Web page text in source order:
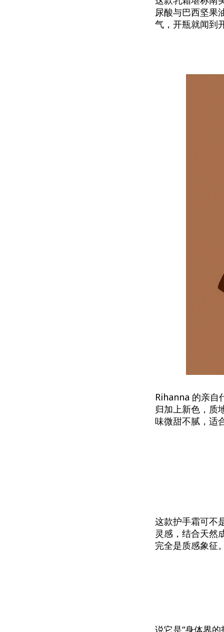
尿酸与巴西坚果
气，开瓶就闻到
Rihanna 的亲自
归加上新色，质
味微甜不腻，适
这款护手霜可不
灵感，结合天然
完全是质感象征
说它是“身体界